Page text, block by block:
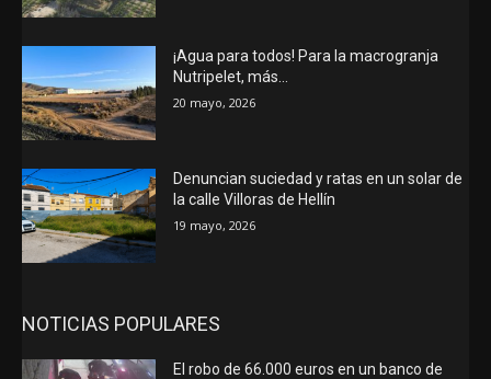
¡Agua para todos! Para la macrogranja
Nutripelet, más…
20 mayo, 2026
Denuncian suciedad y ratas en un solar de
la calle Villoras de Hellín
19 mayo, 2026
NOTICIAS POPULARES
El robo de 66.000 euros en un banco de